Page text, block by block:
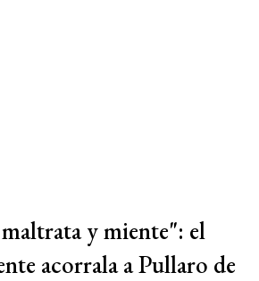
y miente": el
acorrala a Pullaro de